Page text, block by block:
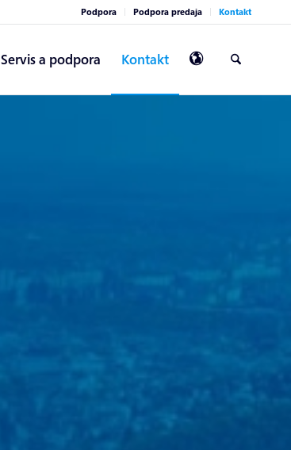
Podpora Podpora predaja Kontakt
Servis a podpora Kontakt